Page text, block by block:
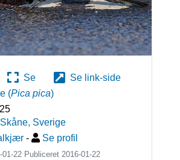
Se
Se link-side
(Pica pica)
, Sverige
- Se profil
01-22 Publiceret 2016-01-22